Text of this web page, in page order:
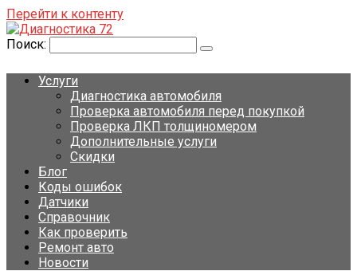
Перейти к контенту
Поиск:
Услуги
Диагностика автомобиля
Проверка автомобиля перед покупкой
Проверка ЛКП толщиномером
Дополнительные услуги
Скидки
Блог
Коды ошибок
Датчики
Справочник
Как проверить
Ремонт авто
Новости